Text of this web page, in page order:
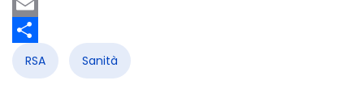
Mastodon
Email
Share
RSA Sanità